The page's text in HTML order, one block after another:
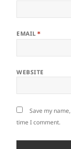
EMAIL*
WEBSITE
Save my
time I comment.